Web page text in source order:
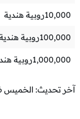
10,000روبية هندية
100,000روبية
1,000,000روبية
آخر تحديث: الخميس 6 أغسطس 2026